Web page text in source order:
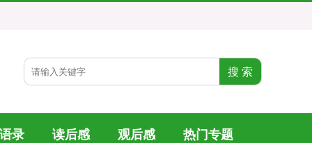
录 读后感 观后感 热门专题